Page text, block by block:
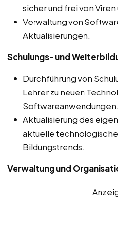
sicher und frei von Viren
Verwaltung von
Aktualisierungen.
Schulungs- und
Durchführung von
Lehrer zu neuen
Softwareanwendungen.
Aktualisierung des
aktuelle
Bildungstrends.
Verwaltung und